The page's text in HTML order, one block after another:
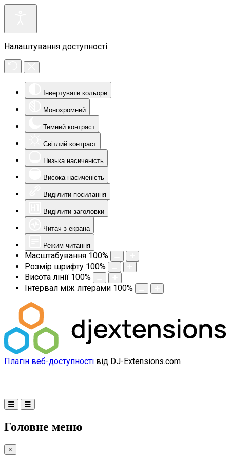
Налаштування доступності
Інвертувати кольори
Монохромний
Темний контраст
Світлий контраст
Низька насиченість
Висока насиченість
Виділити посилання
Виділити заголовки
Читач з екрана
Режим читання
Масштабування 100%
Розмір шрифту 100%
Висота лінії 100%
Інтервал між літерами 100%
Плагін веб-доступності від DJ-Extensions.com
Головне меню
×